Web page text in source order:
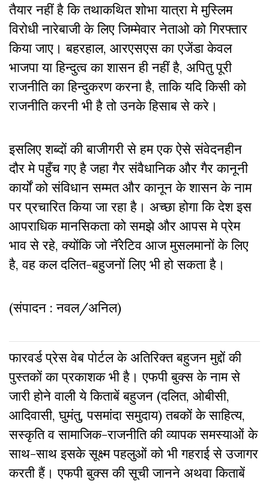
तैयार नहीं है कि तथाकथित शोभा यात्रा मे मुस्लिम
विरोधी नारेबाजी के लिए जिम्मेवार नेताओ को गिरफ्तार
किया जाए। बहरहाल, आरएसएस का एजेंडा केवल
भाजपा या हिन्दुत्व का शासन ही नहीं है, अपितु पूरी
राजनीति का हिन्दुकरण करना है, ताकि यदि किसी को
राजनीति करनी भी है तो उनके हिसाब से करे।
इसलिए शब्दों की बाजीगरी से हम एक ऐसे संवेदनहीन
दौर मे पहुँच गए है जहा गैर संवैधानिक और गैर कानूनी
कार्यों को संविधान सम्मत और कानून के शासन के नाम
पर प्रचारित किया जा रहा है। अच्छा होगा कि देश इस
आपराधिक मानसिकता को समझे और आपस मे प्रेम
भाव से रहे, क्योंकि जो नॅरेटिव आज मुसलमानों के लिए
है, वह कल दलित-बहुजनों लिए भी हो सकता है।
(संपादन : नवल/अनिल)
फारवर्ड प्रेस वेब पोर्टल के अतिरिक्‍त बहुजन मुद्दों की
पुस्‍तकों का प्रकाशक भी है। एफपी बुक्‍स के नाम से
जारी होने वाली ये किताबें बहुजन (दलित, ओबीसी,
आदिवासी, घुमंतु, पसमांदा समुदाय) तबकों के साहित्‍य,
सस्‍क‍ृति व सामाजिक-राजनीति की व्‍यापक समस्‍याओं के
साथ-साथ इसके सूक्ष्म पहलुओं को भी गहराई से उजागर
करती हैं। एफपी बुक्‍स की सूची जानने अथवा किताबें